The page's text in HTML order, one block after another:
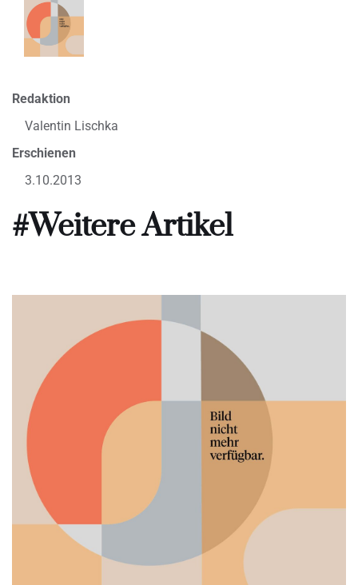
Redaktion
Valentin Lischka
Erschienen
3.10.2013
#Weitere Artikel